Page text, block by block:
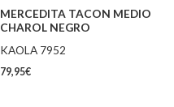
MERCEDITA TACON MEDIO
CHAROL NEGRO
KAOLA 7952
79,95€